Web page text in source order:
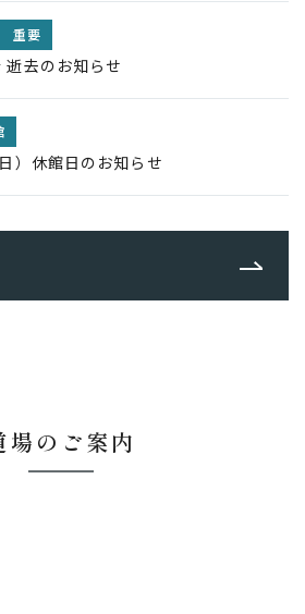
重要
去のお知らせ
）休館日のお知らせ
場のご案内